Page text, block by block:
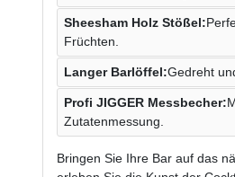
Sheesham Holz Stößel:
Früchten.
Langer Barlöffel:Gedreht
Profi JIGGER Messbecher:
Zutatenmessung.
Bringen Sie Ihre Bar auf das